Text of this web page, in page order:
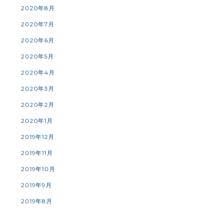
2020年8月
2020年7月
2020年6月
2020年5月
2020年4月
2020年3月
2020年2月
2020年1月
2019年12月
2019年11月
2019年10月
2019年9月
2019年8月